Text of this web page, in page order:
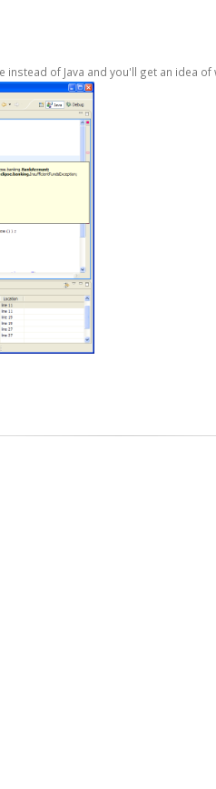
instead of Java and you'll get an idea